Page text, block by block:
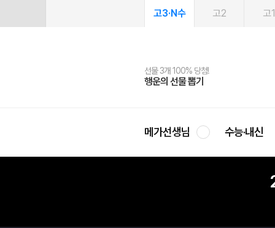
고3·N수 고2 고1
선물 3개 100% 당첨!
행운의 선물 뽑기
선물 100% 증정!
메가스터디 X 올리브
여름방학 스터디 캐시백
메가런 썸머스쿨
2027 러셀 단과
강사 공개선발
스마트러닝앱
설문 EVENT
메가패스
3일 무료 체험권
메가패스 수강생 무료혜택!
메가클럽 멤버십
사회공헌 캠페인
희망이룸 메가나눔
메가선생님 수능·내신